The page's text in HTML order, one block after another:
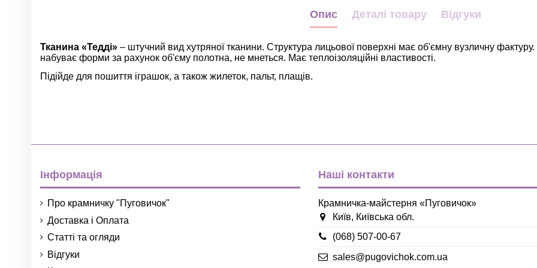
Опис Деталі товару Відгуки
Тканина «Тедді» – штучний вид хутряної тканини. Структура лицьової поверхні має об'ємну вузличну
набуває форми за рахунок об'єму полотна, не мнеться. Має теплоізоляційні властивості.
Підійде для пошиття іграшок, а також жилеток, пальт, плащів.
Країна Китай
Інформація
Про крамничку "Пуговичок"
Доставка і Оплата
Статті та огляди
Відгуки
Наші контакти
Крамничка-майстерня «Пуговичок»
Київ, Київська обл.
(068) 507-00-67
sales@pugovichok.com.ua